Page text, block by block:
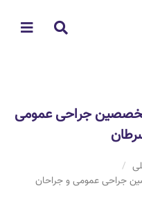
جراحی عمومی
جراحی عمومی و جراحان